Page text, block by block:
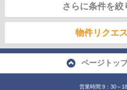
さらに条件を絞
物件リクエ
ページトッ
営業時間:9：30～